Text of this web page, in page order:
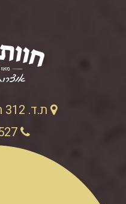
ת.ד. 312 תקוע 9090800
02-9964527